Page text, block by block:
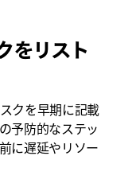
をリスト
クを早期に記載
予防的なステッ
に遅延やリソー